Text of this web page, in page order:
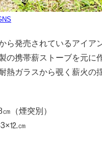
ら発売されているアイア
の携帯薪ストーブを元に
熱ガラスから覗く薪火の
（煙突別）
㎝